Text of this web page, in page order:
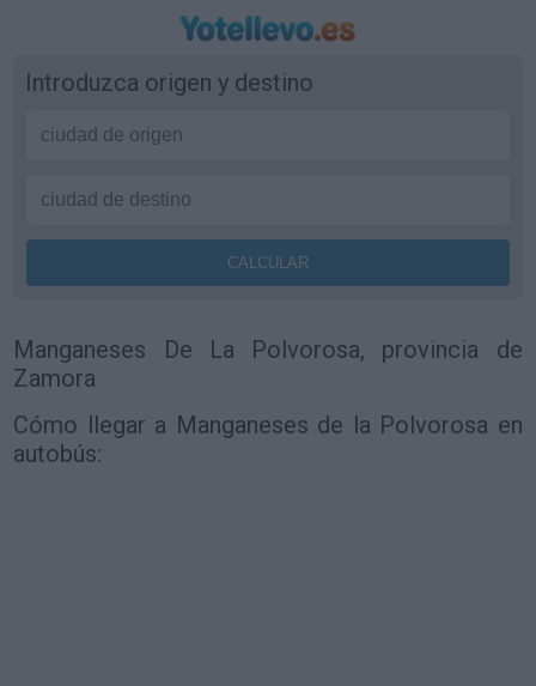
Introduzca origen y destino
Manganeses De La Polvorosa, provincia de
Zamora
Cómo llegar a Manganeses de la Polvorosa en
autobús: